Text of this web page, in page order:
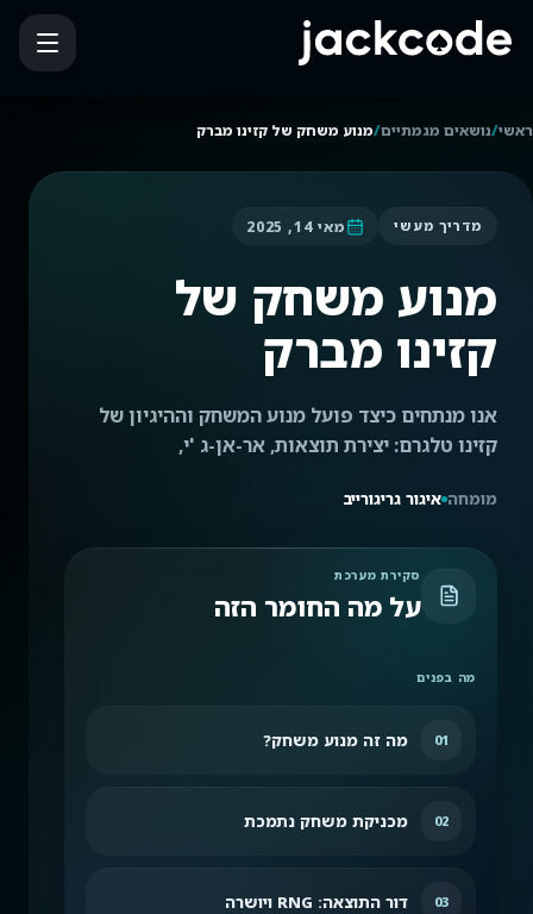
ראשי/נושאים מגמתיים/מנוע משחק של קזינו מברק
מדריך מעשי מאי 14, 2025
מנוע משחק של
קזינו מברק
אנו מנתחים כיצד פועל מנוע המשחק וההיגיון של
קזינו טלגרם: יצירת תוצאות, אר-אן-ג 'י,
מומחה איגור גריגורייב
סקירת מערכת
על מה החומר הזה
מה בפנים
01 מה זה מנוע משחק?
02 מכניקת משחק נתמכת
03 דור התוצאה: RNG ויושרה